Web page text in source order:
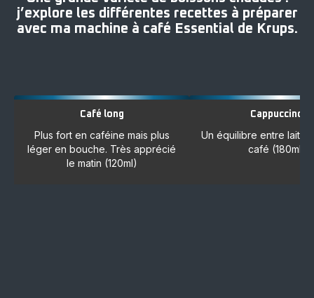
j’explore les différentes recettes à préparer
avec ma machine à café Essential de Krups.
Café long
Plus fort en caféine mais plus
léger en bouche. Très apprécié
le matin (120ml)
Cappuccino
Un équilibre entre lait,
café (180ml)